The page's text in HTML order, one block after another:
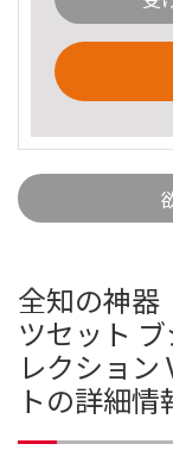
全知の神
ツセット
レクション
トの詳細情